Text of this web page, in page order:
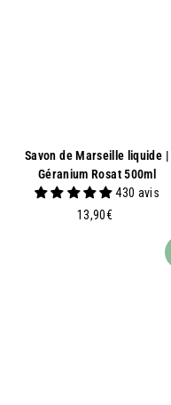
Savon de Marseille liquide |
Géranium Rosat 500ml
430 avis
13,90€1